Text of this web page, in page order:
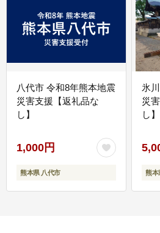
八代市 令和8年熊本地震
災害支援【返礼品な
し】
1,000円
熊本県 八代市
氷
災
し】
熊本